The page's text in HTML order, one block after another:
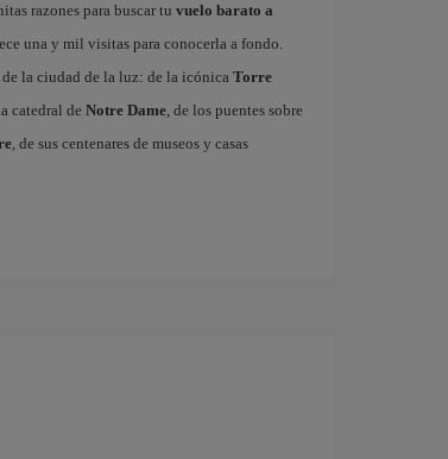
razones para buscar tu vuelo barato a
una y mil visitas para conocerla a fondo.
la ciudad de la luz: de la icónica Torre
catedral de Notre Dame, de los puentes sobre
, de sus centenares de museos y casas